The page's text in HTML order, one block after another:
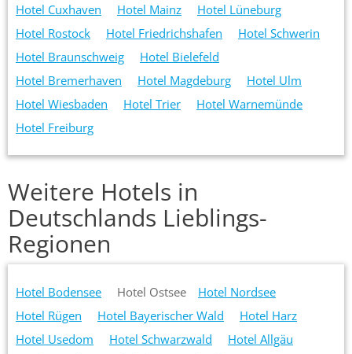
Hotel Cuxhaven
Hotel Mainz
Hotel Lüneburg
Hotel Rostock
Hotel Friedrichshafen
Hotel Schwerin
Hotel Braunschweig
Hotel Bielefeld
Hotel Bremerhaven
Hotel Magdeburg
Hotel Ulm
Hotel Wiesbaden
Hotel Trier
Hotel Warnemünde
Hotel Freiburg
Weitere Hotels in
Deutschlands Lieblings-
Regionen
Hotel Bodensee Hotel Ostsee
Hotel Nordsee
Hotel Rügen
Hotel Bayerischer Wald
Hotel Harz
Hotel Usedom
Hotel Schwarzwald
Hotel Allgäu